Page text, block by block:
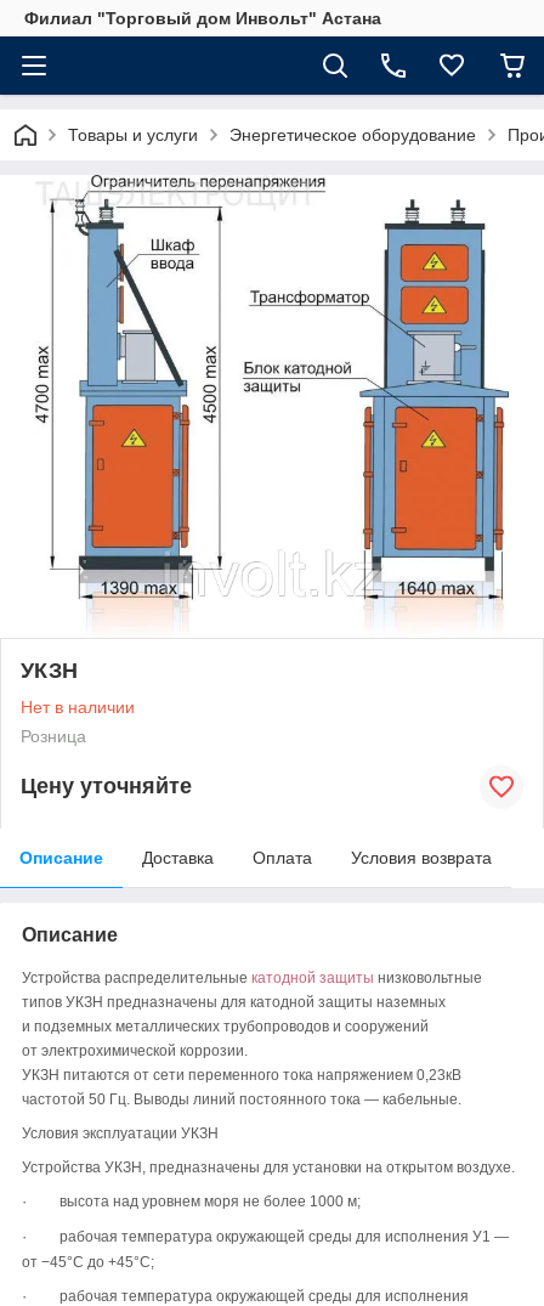
Филиал "Торговый дом Инвольт" Астана
Товары и услуги Энергетическое оборудование
УКЗН
Нет в наличии
Розница
Цену уточняйте
Описание Доставка Оплата Условия возврата
Описание
Устройства распределительные катодной защиты низковольтные
типов УКЗН предназначены для катодной защиты наземных
и подземных металлических трубопроводов и сооружений
от электрохимической коррозии.
УКЗН питаются от сети переменного тока напряжением 0,23кВ
частотой 50 Гц. Выводы линий постоянного тока — кабельные.
Условия эксплуатации УКЗН
Устройства УКЗН, предназначены для установки на открытом воздухе.
· высота над уровнем моря не более 1000 м;
·
рабочая температура окружающей среды для исполнения У1 —
от −45°С до +45°С;
·
рабочая температура окружающей среды для исполнения